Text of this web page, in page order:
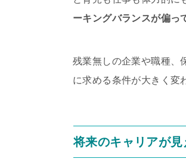
ーキングバランスが偏っ
残業無しの企業や職種、
に求める条件が大きく変
将来のキャリアが見